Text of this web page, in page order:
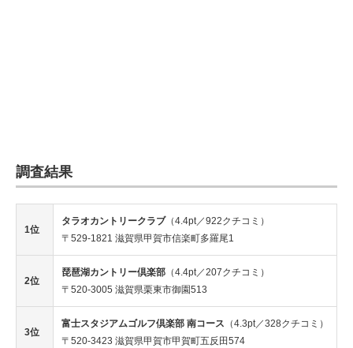
調査結果
1位
タラオカントリークラブ（4.4pt／922クチコミ）
〒529-1821 滋賀県甲賀市信楽町多羅尾1
2位
琵琶湖カントリー倶楽部 （4.4pt／207クチコミ）
〒520-3005 滋賀県栗東市御園513
3位
富士スタジアムゴルフ倶楽部 南コース （4.3pt／328クチコミ）
〒520-3423 滋賀県甲賀市甲賀町五反田574